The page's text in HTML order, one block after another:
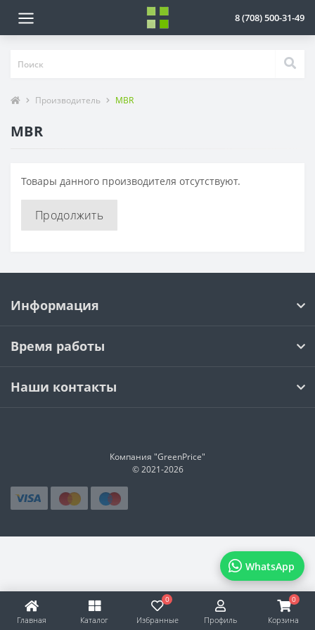
8 (708) 500-31-49
Главная Каталог
0
Избранные Профиль
0
Корзина
Производитель MBR
MBR
Товары данного производителя отсутствуют.
Продолжить
WhatsApp
Информация
Время работы
Наши контакты
Компания "GreenPrice"
© 2021-2026